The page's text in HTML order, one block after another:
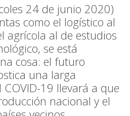
24 de junio 2020)
como el logístico al
agrícola al de estudios
se está
cosa: el futuro
una larga
19 llevará a que
nacional y el